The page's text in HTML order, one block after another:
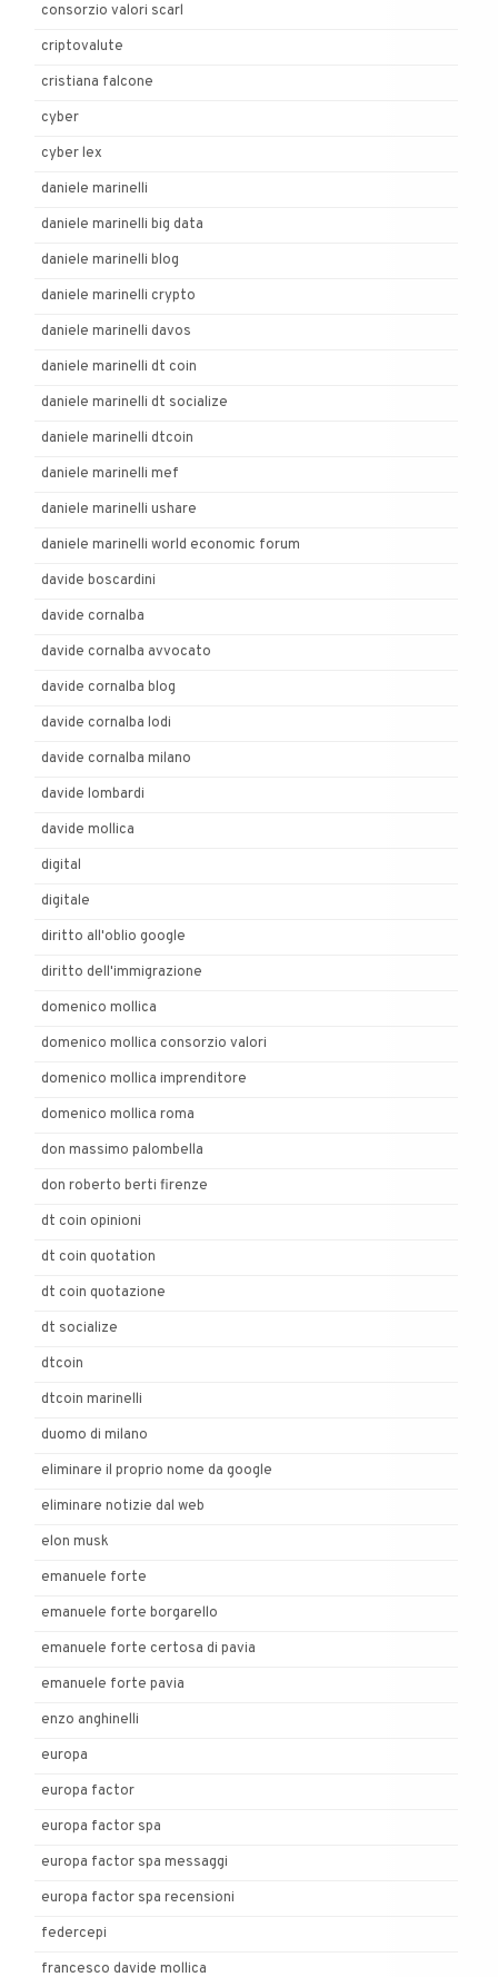
consorzio valori scarl
criptovalute
cristiana falcone
cyber
cyber lex
daniele marinelli
daniele marinelli big data
daniele marinelli blog
daniele marinelli crypto
daniele marinelli davos
daniele marinelli dt coin
daniele marinelli dt socialize
daniele marinelli dtcoin
daniele marinelli mef
daniele marinelli ushare
daniele marinelli world economic forum
davide boscardini
davide cornalba
davide cornalba avvocato
davide cornalba blog
davide cornalba lodi
davide cornalba milano
davide lombardi
davide mollica
digital
digitale
diritto all'oblio google
diritto dell'immigrazione
domenico mollica
domenico mollica consorzio valori
domenico mollica imprenditore
domenico mollica roma
don massimo palombella
don roberto berti firenze
dt coin opinioni
dt coin quotation
dt coin quotazione
dt socialize
dtcoin
dtcoin marinelli
duomo di milano
eliminare il proprio nome da google
eliminare notizie dal web
elon musk
emanuele forte
emanuele forte borgarello
emanuele forte certosa di pavia
emanuele forte pavia
enzo anghinelli
europa
europa factor
europa factor spa
europa factor spa messaggi
europa factor spa recensioni
federcepi
francesco davide mollica